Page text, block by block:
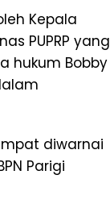
Kepala
PUPRP yang
hukum Bobby
diwarnai
Parigi